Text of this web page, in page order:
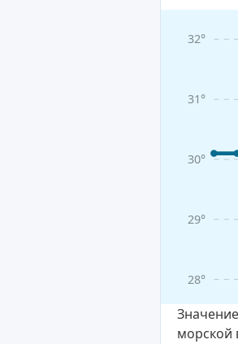
28°
29°
30°
31°
32°
морской